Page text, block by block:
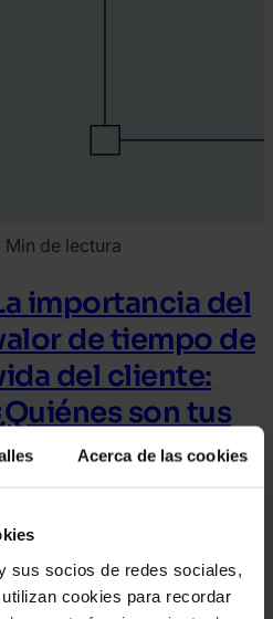
Acerca de las cookies
sus socios de redes sociales,
cookies para recordar
Min de lectura
importancia del
de tiempo de
del cliente:
son tus
más
digital
artículo